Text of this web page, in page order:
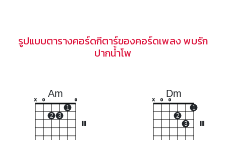
รูปแบบตารางคอร์ดกีตาร์ของคอร์ดเพลง พบรัก
ปากน้ำโพ
Am
x o
2 3
1
o
Dm
x o o
2
3
1